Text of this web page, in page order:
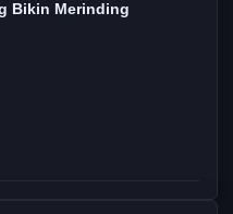
Bikin Merinding